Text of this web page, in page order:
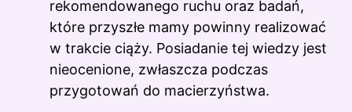
rekomendowanego ruchu oraz badań,
które przyszłe mamy powinny realizować
w trakcie ciąży. Posiadanie tej wiedzy jest
nieocenione, zwłaszcza podczas
przygotowań do macierzyństwa.